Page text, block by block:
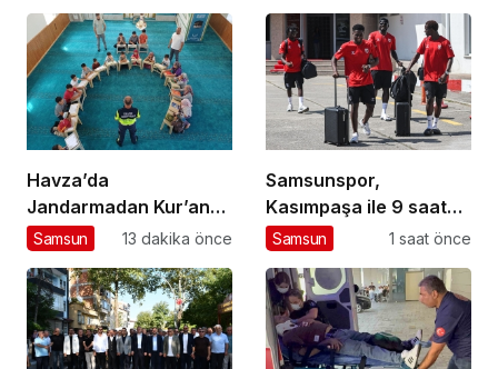
Havza’da
Jandarmadan Kur’an
Kursu Öğrencilerine
Samsun 13 dakika önce
Samsunspor,
Kasımpaşa ile 9 saat
arayla iki hazırlık maçı
Samsun 1 saat önce